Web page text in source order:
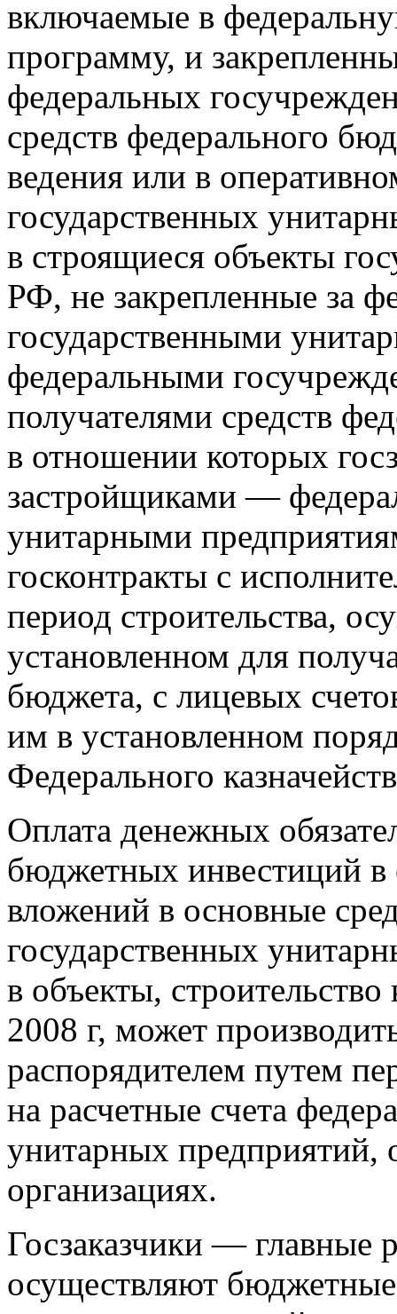
включаемые в
программу, и
федеральных
средств федерального
ведения или в
государственных
в строящиеся объекты
РФ, не закрепленные за
государственными
федеральными
получателями средств
в отношении которых
застройщиками —
унитарными
госконтракты с
период строительства,
установленном для
бюджета, с лицевых
им в установленном
Федерального
Оплата денежных
бюджетных инвестиций
вложений в основные
государственных
в объекты,
2008 г, может
распорядителем путем
на расчетные счета
унитарных
организациях.
Госзаказчики — главные
осуществляют